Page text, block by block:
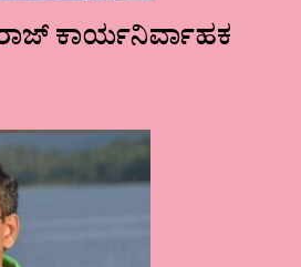
ಕಾರ್ಯನಿರ್ವಾಹಕ